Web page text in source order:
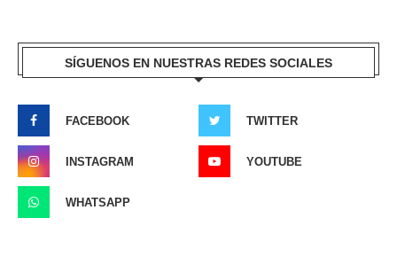
SÍGUENOS EN NUESTRAS REDES SOCIALES
FACEBOOK TWITTER
INSTAGRAM YOUTUBE
WHATSAPP